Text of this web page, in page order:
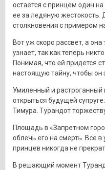
остается с принцем один
ее за ледяную
столкновения с примером
Вот уж скоро рассвет, а
узнает, так как теперь
Понимая, что ей придется
настоящую тайну, чтобы он
Умиленный и
открыться будущей
Тимура. Турандот
Площадь в «Запретном
облечь его на смерть. Все
принцев никогда не
В решающий момент